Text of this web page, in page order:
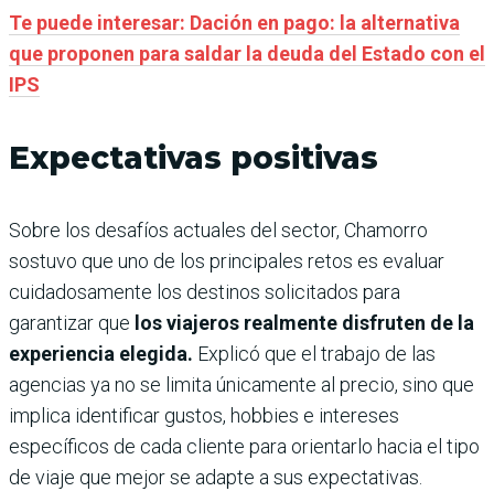
Te puede interesar: Dación en pago: la alternativa
que proponen para saldar la deuda del Estado con el
IPS
Expectativas positivas
Sobre los desafíos actuales del sector, Chamorro
sostuvo que uno de los principales retos es evaluar
cuidadosamente los destinos solicitados para
garantizar que los viajeros realmente disfruten de la
experiencia elegida. Explicó que el trabajo de las
agencias ya no se limita únicamente al precio, sino que
implica identificar gustos, hobbies e intereses
específicos de cada cliente para orientarlo hacia el tipo
de viaje que mejor se adapte a sus expectativas.